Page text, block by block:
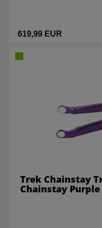
619,99 EUR
Trek Chainstay
Chainstay Purple